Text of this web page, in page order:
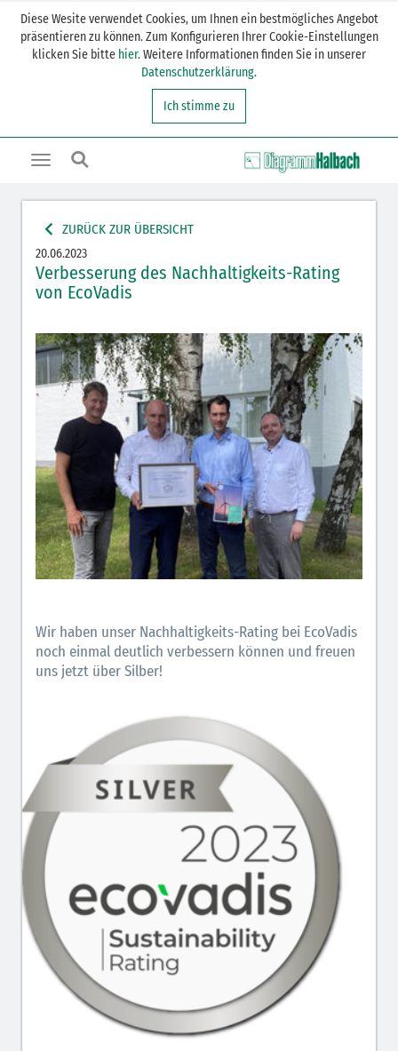
Diese Wesite verwendet Cookies, um Ihnen ein bestmögliches Angebot
präsentieren zu können. Zum Konfigurieren Ihrer Cookie-Einstellungen
klicken Sie bitte hier. Weitere Informationen finden Sie in unserer
Datenschutzerklärung.
Ich stimme zu
Toggle
ZURÜCK ZUR ÜBERSICHT
20.06.2023
Verbesserung des Nachhaltigkeits-Rating
von EcoVadis
Wir haben unser Nachhaltigkeits-Rating bei EcoVadis
noch einmal deutlich verbessern können und freuen
uns jetzt über Silber!